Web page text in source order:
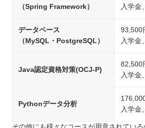
（Spring Framework）
入学金
データベース
（MySQL・PostgreSQL）
93,500
入学金
Java認定資格対策(OCJ-P)
82,500
入学金
Pythonデータ分析
入学金